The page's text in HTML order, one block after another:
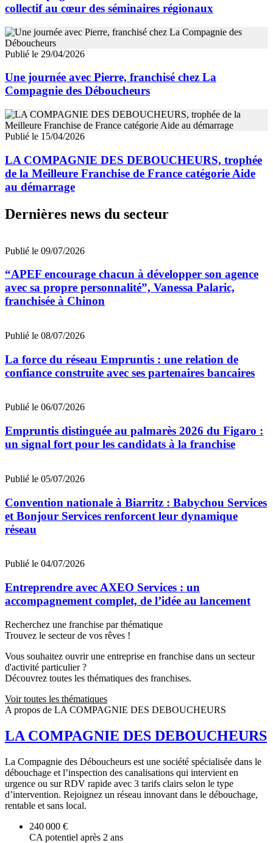
collectif au cœur des séminaires régionaux
Publié le 29/04/2026
Une journée avec Pierre, franchisé chez La
Compagnie des Déboucheurs
Publié le 15/04/2026
LA COMPAGNIE DES DEBOUCHEURS, trophée
de la Meilleure Franchise de France catégorie Aide
au démarrage
Dernières news du secteur
Publié le 09/07/2026
“APEF encourage chacun à développer son agence
avec sa propre personnalité”, Vanessa Palaric,
franchisée à Chinon
Publié le 08/07/2026
La force du réseau Empruntis : une relation de
confiance construite avec ses partenaires bancaires
Publié le 06/07/2026
Empruntis distinguée au palmarès 2026 du Figaro :
un signal fort pour les candidats à la franchise
Publié le 05/07/2026
Convention nationale à Biarritz : Babychou Services
et Bonjour Services renforcent leur dynamique
réseau
Publié le 04/07/2026
Entreprendre avec AXEO Services : un
accompagnement complet, de l’idée au lancement
Recherchez une franchise par thématique
Trouvez le secteur de vos rêves !
Vous souhaitez ouvrir une entreprise en franchise dans un secteur
d'activité particulier ?
Découvrez toutes les thématiques des franchises.
Voir toutes les thématiques
A propos de LA COMPAGNIE DES DEBOUCHEURS
LA COMPAGNIE DES DEBOUCHEURS
La Compagnie des Déboucheurs est une société spécialisée dans le
débouchage et l’inspection des canalisations qui intervient en
urgence ou sur RDV rapide avec 3 tarifs clairs selon le type
d’intervention. Rejoignez un réseau innovant dans le débouchage,
rentable et sans local.
240 000 €
CA potentiel après 2 ans